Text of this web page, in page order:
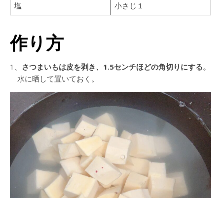
塩
小さじ１
作り方
1、 さつまいもは皮を剥き、1.5センチほどの角切りにする。
水に晒して置いておく。